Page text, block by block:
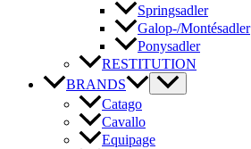
Springsadler
Galop-/Montésadler
Ponysadler
RESTITUTION
BRANDS
Catago
Cavallo
Equipage